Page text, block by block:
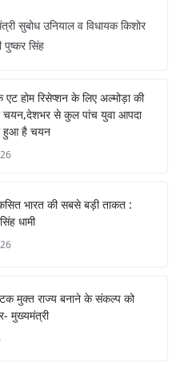
el
e
gr
a
m
n
k
dI
n
ar
सुबोध उनियाल व विधायक किशोर
पुष्कर सिंह
एट होम रिसेप्शन के लिए अल्मोड़ा की
चयन,देशभर से कुल पांच युवा आपदा
हुआ है चयन
भारत की सबसे बड़ी ताकत :
धामी
मुक्त राज्य बनाने के संकल्प को
मुख्यमंत्री